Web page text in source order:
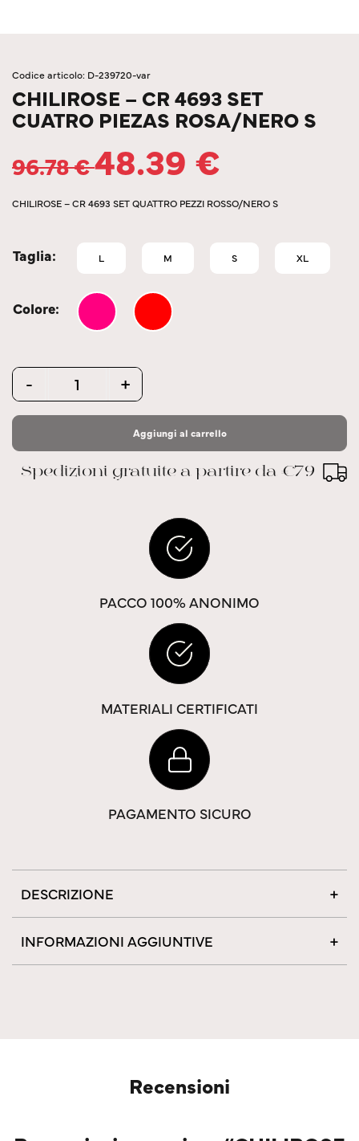
Codice articolo: D-239720-var
CHILIROSE – CR 4693 SET
CUATRO PIEZAS ROSA/NERO S
96.78€48.39 €
CHILIROSE – CR 4693 SET QUATTRO PEZZI ROSSO/NERO S
Taglia L M S XL
Colore
Quantity
- +
Aggiungi al carrello
Spedizioni gratuite a partire da €79
PACCO 100% ANONIMO
MATERIALI CERTIFICATI
PAGAMENTO SICURO
DESCRIZIONE
INFORMAZIONI AGGIUNTIVE
Recensioni